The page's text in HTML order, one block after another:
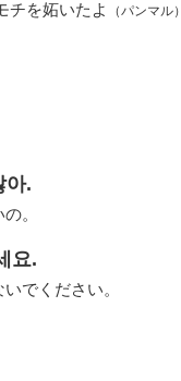
チを妬いたよ （パンマル）
아.
。
요.
でください。